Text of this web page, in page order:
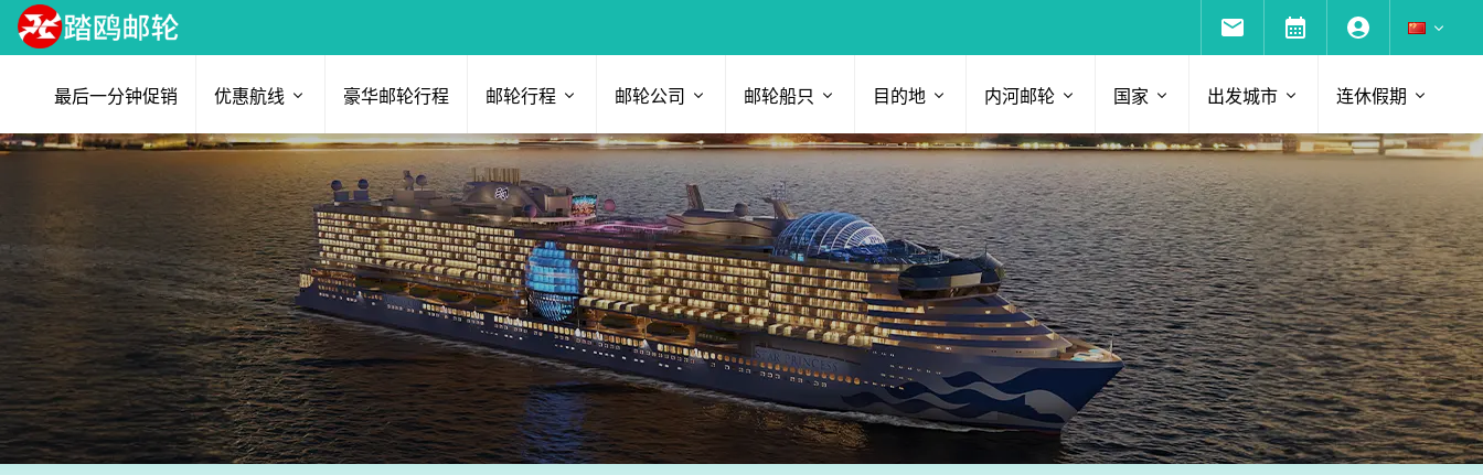
最后一分钟促销 优惠航线 豪华邮轮行程 邮轮行程 邮轮公司 邮轮船只 目的地 内河邮轮 国家 出发城市 连休假期